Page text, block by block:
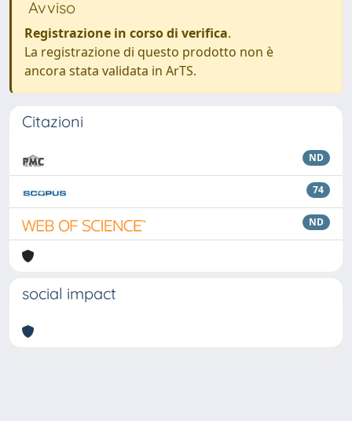
Avviso
Registrazione in corso di verifica.
La registrazione di questo prodotto non è
ancora stata validata in ArTS.
Citazioni
ND
74
ND
social impact